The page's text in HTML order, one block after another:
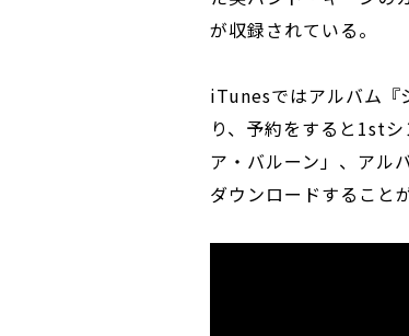
が収録されている。
iTunesではアルバム『
り、予約をすると1st
ア・バルーン」、アル
ダウンロードすること